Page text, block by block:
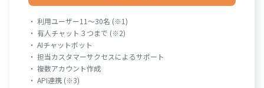
・ 利用ユーザー11～30名 (※1)
・ 有人チャット３つまで (※2)
・ AIチャットボット
・ 担当カスタマーサクセスによるサポート
・ 複数アカウント作成
・ API連携 (※3)